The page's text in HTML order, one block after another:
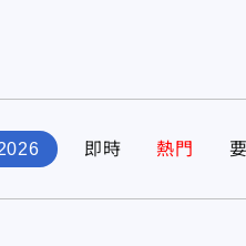
即時 熱門